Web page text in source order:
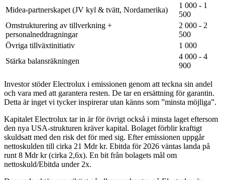
Midea-partnerskapet (JV kyl & tvätt, Nordamerika)
1 000 - 1
500
Omstrukturering av tillverkning +
personalneddragningar
2 000 - 2
500
Övriga tillväxtinitiativ
1 000
Stärka balansräkningen
4 000 - 4
900
Investor stöder Electrolux i emissionen genom att teckna sin andel
och vara med att garantera resten. De tar en ersättning för garantin.
Detta är inget vi tycker inspirerar utan känns som ”minsta möjliga”.
Kapitalet Electrolux tar in är för övrigt också i minsta laget eftersom
den nya USA-strukturen kräver kapital. Bolaget förblir kraftigt
skuldsatt med den risk det för med sig. Efter emissionen uppgår
nettoskulden till cirka 21 Mdr kr. Ebitda för 2026 väntas landa på
runt 8 Mdr kr (cirka 2,6x). En bit från bolagets mål om
nettoskuld/Ebitda under 2x.